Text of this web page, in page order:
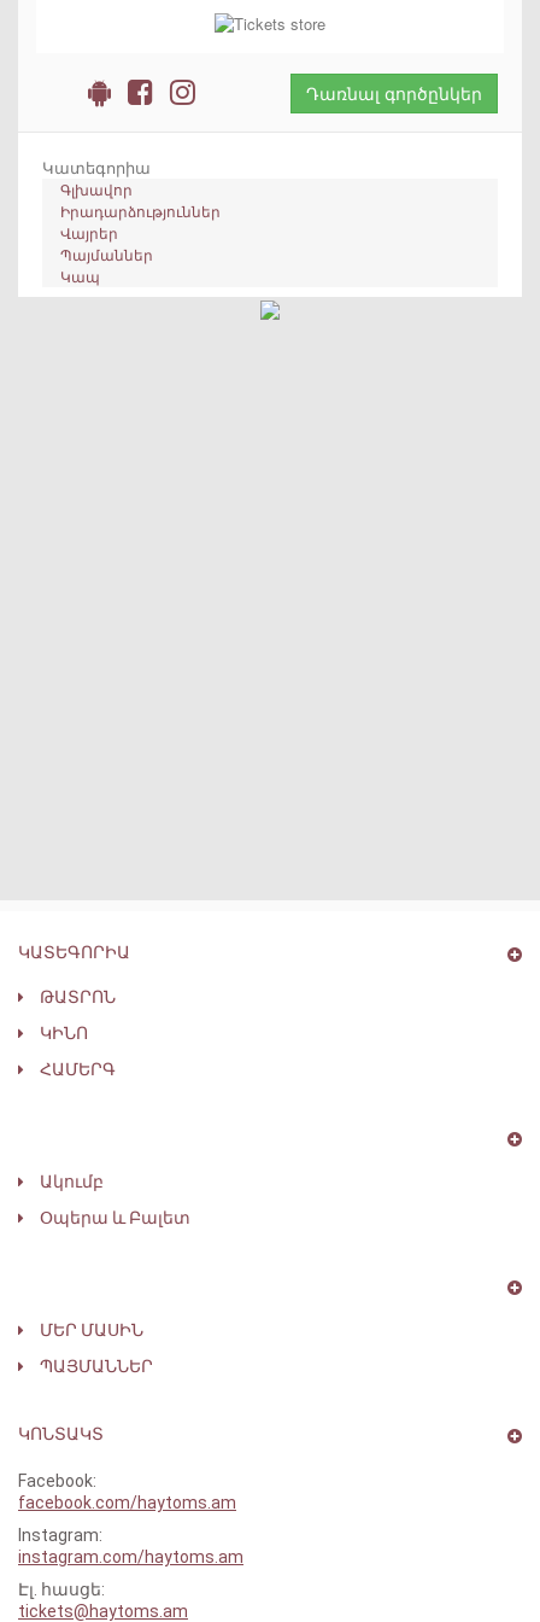
Դառնալ գործընկեր
Կատեգորիա
Գլխավոր
Իրադարձություններ
Վայրեր
Պայմաններ
Կապ
ԿԱՏԵԳՈՐԻԱ
ԹԱՏՐՈՆ
ԿԻՆՈ
ՀԱՄԵՐԳ
Ակումբ
Օպերա ԵՒ Բալետ
ՄԵՐ ՄԱՍԻՆ
ՊԱՅՄԱՆՆԵՐ
ԿՈՆՏԱԿՏ
Facebook:
facebook.com/haytoms.am
Instagram:
instagram.com/haytoms.am
Էլ․ հասցե:
tickets@haytoms.am